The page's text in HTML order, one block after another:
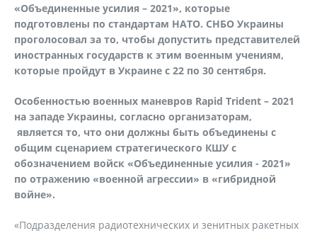
«Объединенные усилия – 2021», которые
подготовлены по стандартам НАТО. СНБО Украины
проголосовал за то, чтобы допустить представителей
иностранных государств к этим военным учениям,
которые пройдут в Украине с 22 по 30 сентября.
Особенностью военных маневров Rapid Trident – 2021
на западе Украины, согласно организаторам,
является то, что они должны быть объединены с
общим сценарием стратегического КШУ с
обозначением войск «Объединенные усилия - 2021»
по отражению «военной агрессии» в «гибридной
войне».
«Подразделения радиотехнических и зенитных ракетных